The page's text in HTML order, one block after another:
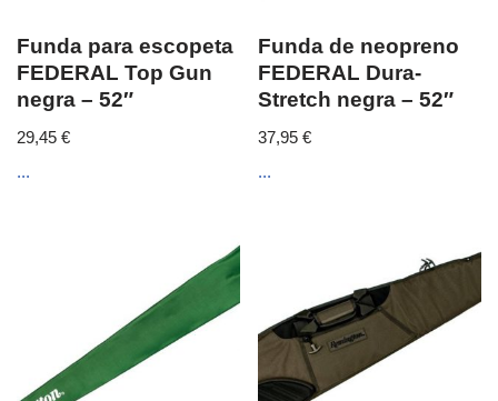
Funda para escopeta
FEDERAL Top Gun
negra – 52″
29,45 €
...
Funda de neopreno
FEDERAL Dura-
Stretch negra – 52″
37,95€
...